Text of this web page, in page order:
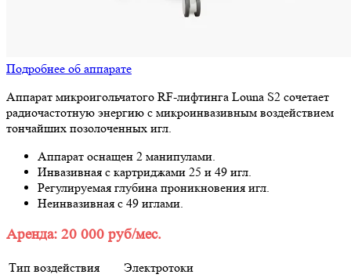
Подробнее об аппарате
Аппарат микроигольчатого RF-лифтинга Louna S2 сочетает
радиочастотную энергию с микроинвазивным воздействием
тончайших позолоченных игл.
Аппарат оснащен 2 манипулами.
Инвазивная с картриджами 25 и 49 игл.
Регулируемая глубина проникновения игл.
Неинвазивная с 49 иглами.
Аренда: 20 000 руб/мес.
Тип воздействия
Электротоки